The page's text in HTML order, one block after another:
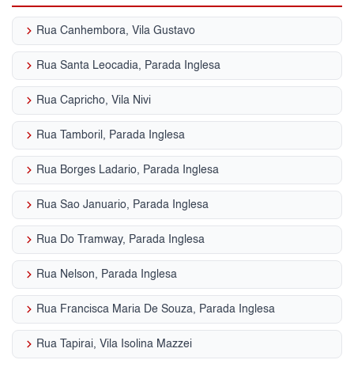
keyboard_arrow_right Rua Canhembora, Vila Gustavo
keyboard_arrow_right Rua Santa Leocadia, Parada Inglesa
keyboard_arrow_right Rua Capricho, Vila Nivi
keyboard_arrow_right Rua Tamboril, Parada Inglesa
keyboard_arrow_right Rua Borges Ladario, Parada Inglesa
keyboard_arrow_right Rua Sao Januario, Parada Inglesa
keyboard_arrow_right Rua Do Tramway, Parada Inglesa
keyboard_arrow_right Rua Nelson, Parada Inglesa
keyboard_arrow_right Rua Francisca Maria De Souza, Parada Inglesa
keyboard_arrow_right Rua Tapirai, Vila Isolina Mazzei